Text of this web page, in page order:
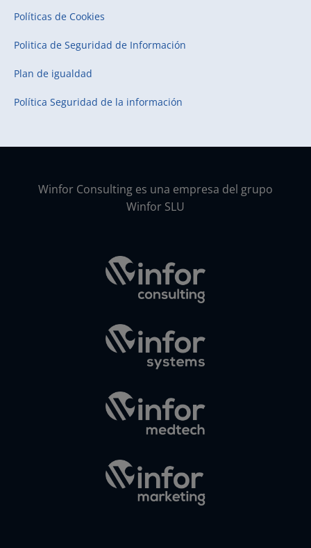
Políticas de Cookies
Politica de Seguridad de Información
Plan de igualdad
Política Seguridad de la información
Winfor Consulting es una empresa del grupo
Winfor SLU